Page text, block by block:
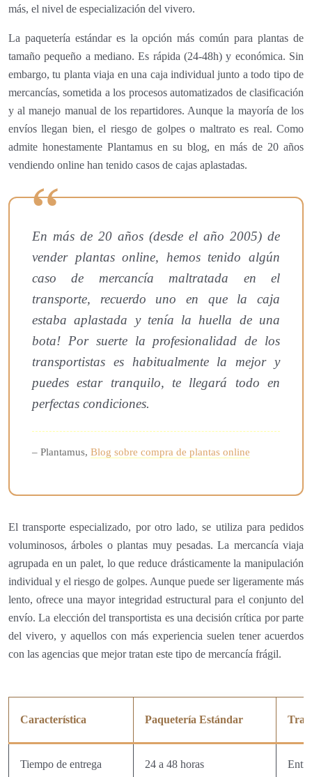
más, el nivel de especialización del vivero.
La paquetería estándar es la opción más común para plantas de
tamaño pequeño a mediano. Es rápida (24-48h) y económica. Sin
embargo, tu planta viaja en una caja individual junto a todo tipo de
mercancías, sometida a los procesos automatizados de clasificación
y al manejo manual de los repartidores. Aunque la mayoría de los
envíos llegan bien, el riesgo de golpes o maltrato es real. Como
admite honestamente Plantamus en su blog, en más de 20 años
vendiendo online han tenido casos de cajas aplastadas.
En más de 20 años (desde el año 2005) de
vender plantas online, hemos tenido algún
caso de mercancía maltratada en el
transporte, recuerdo uno en que la caja
estaba aplastada y tenía la huella de una
bota! Por suerte la profesionalidad de los
transportistas es habitualmente la mejor y
puedes estar tranquilo, te llegará todo en
perfectas condiciones.
– Plantamus, Blog sobre compra de plantas online
El transporte especializado, por otro lado, se utiliza para pedidos
voluminosos, árboles o plantas muy pesadas. La mercancía viaja
agrupada en un palet, lo que reduce drásticamente la manipulación
individual y el riesgo de golpes. Aunque puede ser ligeramente más
lento, ofrece una mayor integridad estructural para el conjunto del
envío. La elección del transportista es una decisión crítica por parte
del vivero, y aquellos con más experiencia suelen tener acuerdos
con las agencias que mejor tratan este tipo de mercancía frágil.
Característica Paquetería Estándar
Tiempo de entrega 24 a 48 horas